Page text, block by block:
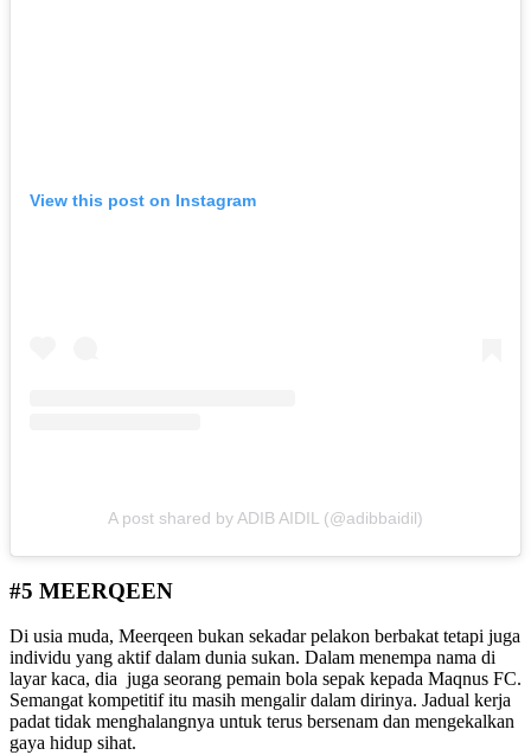
View this post on Instagram
A post shared by ADIB AIDIL (@adibbaidil)
#5 MEERQEEN
Di usia muda, Meerqeen bukan sekadar pelakon berbakat tetapi juga
individu yang aktif dalam dunia sukan. Dalam menempa nama di
layar kaca, dia juga seorang pemain bola sepak kepada Maqnus FC.
Semangat kompetitif itu masih mengalir dalam dirinya. Jadual kerja
padat tidak menghalangnya untuk terus bersenam dan mengekalkan
gaya hidup sihat.